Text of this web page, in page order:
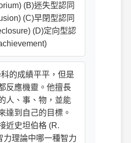
(B)迷失型認同
(C)早閉型認同
(D)定向型認
的成績平平，但是
反應機靈。他擅長
人、事、物，並能
達到自己的目標。
近史坦伯格 (R.
力理論中哪一種智力